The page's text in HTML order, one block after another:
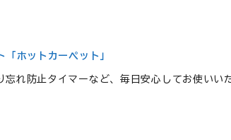
「ホットカーペット」
忘れ防止タイマーなど、毎日安心してお使い